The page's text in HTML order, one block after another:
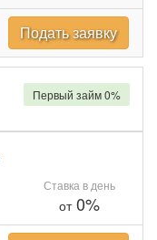
Подать заявку
Ставка в день
от0%
Первый займ 0%